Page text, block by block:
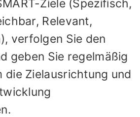
Ziele (Spezifisch,
Relevant,
verfolgen Sie den
geben Sie regelmäßig
die Zielausrichtung und